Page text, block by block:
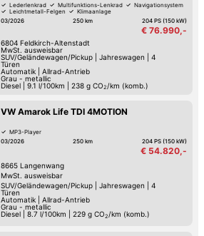
Lederlenkrad Multifunktions-Lenkrad
Navigationsystem
Leichtmetall-Felgen
Klimaanlage
03/2026
250 km 204 PS (150 kW)
€ 76.990,-
6804 Feldkirch-Altenstadt
MwSt. ausweisbar
SUV/Geländewagen/Pickup| Jahreswagen
4
Türen
Automatik| Allrad-Antrieb
Grau - metallic
Diesel
9.1 l/100km 238 g CO2 /km (komb.)
VW Amarok Life TDI 4MOTION
MP3-Player
03/2026
250 km 204 PS (150 kW)
€ 54.820,-
8665 Langenwang
MwSt. ausweisbar
SUV/Geländewagen/Pickup| Jahreswagen
4
Türen
Automatik| Allrad-Antrieb
Grau - metallic
Diesel
8.7 l/100km 229 g CO2 /km (komb.)